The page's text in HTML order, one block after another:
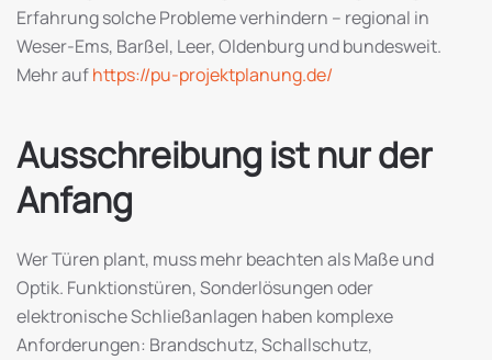
Erfahrung solche Probleme verhindern – regional in
Weser-Ems, Barßel, Leer, Oldenburg und bundesweit.
Mehr aufhttps://pu-projektplanung.de/
Ausschreibung ist nur der
Anfang
Wer Türen plant, muss mehr beachten als Maße und
Optik. Funktionstüren, Sonderlösungen oder
elektronische Schließanlagen haben komplexe
Anforderungen: Brandschutz, Schallschutz,